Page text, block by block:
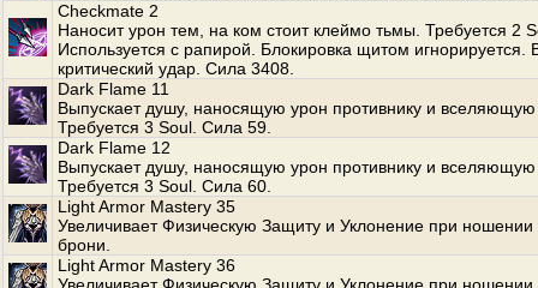
Checkmate 2
Наносит урон тем, на ком стоит клеймо тьмы. Требуется 2
Используется с рапирой. Блокировка щитом игнорируется.
критический удар. Сила 3408.
Dark Flame 11
Выпускает душу, наносящую урон противнику и вселяющую
Требуется 3 Soul. Сила 59.
Dark Flame 12
Выпускает душу, наносящую урон противнику и вселяющую
Требуется 3 Soul. Сила 60.
Light Armor Mastery 35
Увеличивает Физическую Защиту и Уклонение при ношении
брони.
Light Armor Mastery 36